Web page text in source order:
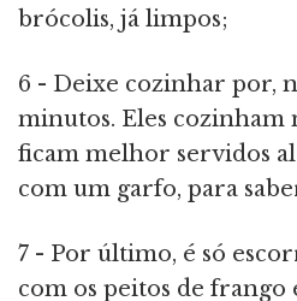
brócolis, já limpos;
6 - Deixe cozinhar por,
minutos. Eles cozinham
ficam melhor servidos
com um garfo, para
7 - Por último, é só
com os peitos de frango